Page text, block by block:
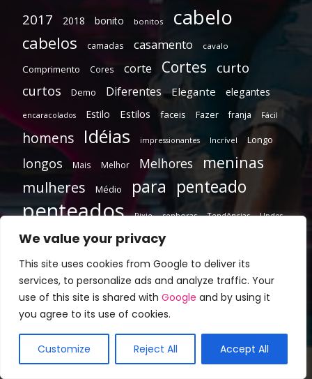
We value your privacy
This site uses cookies from Google to deliver its
services, to personalize ads and analyze traffic. Your
use of this site is shared with Google and by using it
you agree to its use of cookies.
Customize Reject All Accept All
2017 2018 bonito bonitos cabelo
cabelos camadas casamento cavalo
Comprimento Cores corte Cortes curto
curtos Demo Diferentes Elegante elegantes
encaracolados Estilo Estilos faceis Fazer franja Fácil
homens Idéias impressionantes Incrível Longo
longos Mais Melhor Melhores meninas
mulheres Médio para penteado
penteados Pixie senhoras Tendências Updos